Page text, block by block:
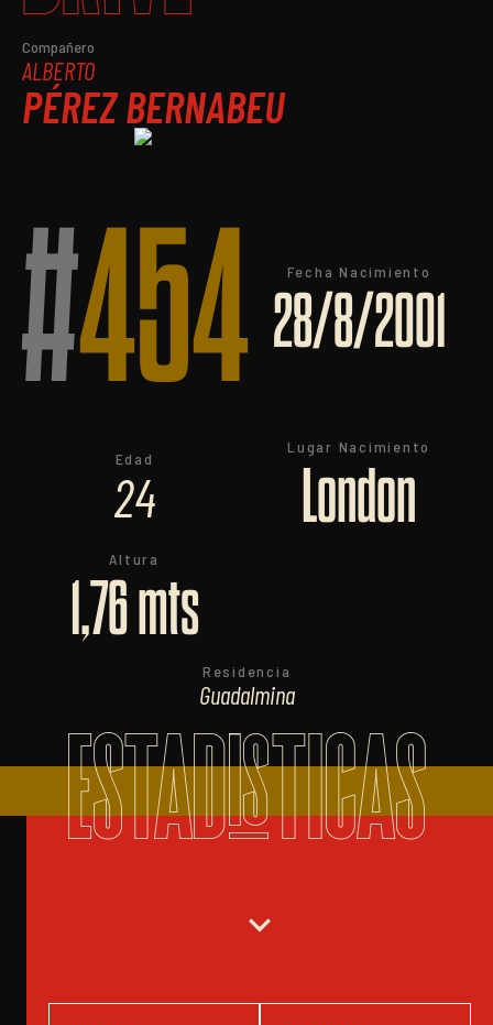
Compañero
ALBERTO
PÉREZ BERNABEU
#454 Fecha Nacimiento
28/8/2001
Edad
24
Lugar Nacimiento
London
Altura
1,76 mts
Residencia
Guadalmina
ESTADISTICAS
expand_more